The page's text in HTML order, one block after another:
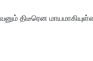
திடீரென